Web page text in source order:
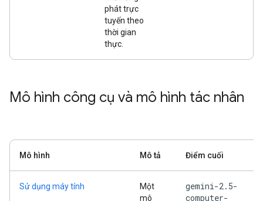
phát trực
tuyến theo
thời gian
thực.
Mô hình công cụ và mô hình tác nhân
Mô hình Mô tả Điểm cuối
Sử dụng máy tính
Một
mô
gemini-2.5-
computer-